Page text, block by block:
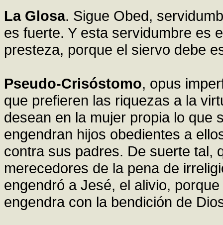
La Glosa. Sigue Obed,
es fuerte. Y esta servidumbre es
presteza, porque el siervo debe
Pseudo-Crisóstomo, opus
que prefieren las riquezas a la
desean en la mujer propia lo que
engendran hijos obedientes a
contra sus padres. De suerte tal,
merecedores de la pena de
engendró a Jesé, el alivio,
engendra con la bendición de